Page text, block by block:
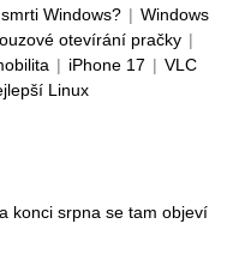
Windows? | Windows
otevírání pračky |
| iPhone 17 | VLC
Linux
konci srpna se tam objeví